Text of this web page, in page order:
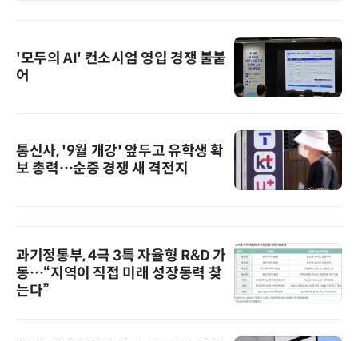
'모두의 AI' 컨소시엄 영입 경쟁 불붙
어
통신사, '9월 개강' 앞두고 유학생 확
보 총력…순증 경쟁 새 격전지
과기정통부, 4극 3특 자율형 R&D 가
동…“지역이 직접 미래 성장동력 찾
는다”